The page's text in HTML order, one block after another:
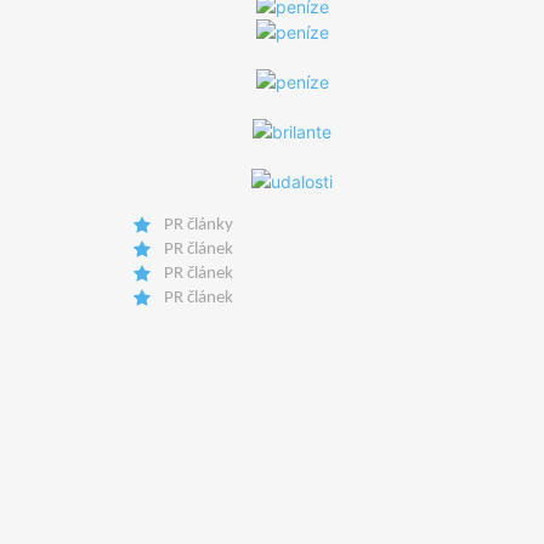
PR články
PR článek
PR článek
PR článek